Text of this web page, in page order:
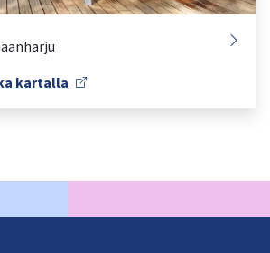
kartalla